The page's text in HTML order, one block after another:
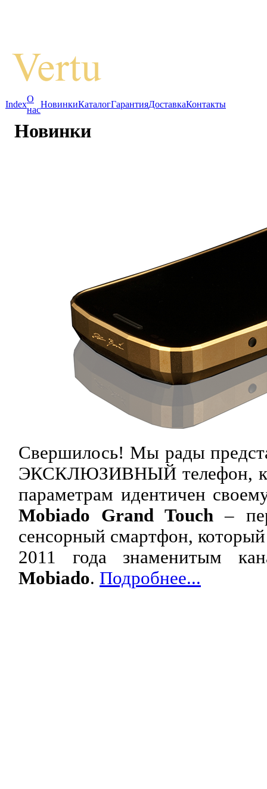
Index
О
нас
НовинкиКаталогГарантияДоставкаКонтакты
Новинки
Свершилось! Мы рады
ЭКСКЛЮЗИВНЫЙ телефон,
параметрам идентичен
Mobiado Grand Touch–
сенсорный смартфон,
2011 года знаменитым
Mobiado. Подробнее...